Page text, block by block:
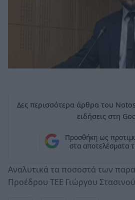
Δες περισσότερα άρθρα του
ειδήσεις στη
Προσθήκη ως
στα αποτελέσματα
Aναλυτικά τα ποσοστά των
Προέδρου ΤΕΕ Γιώργου Στασινού